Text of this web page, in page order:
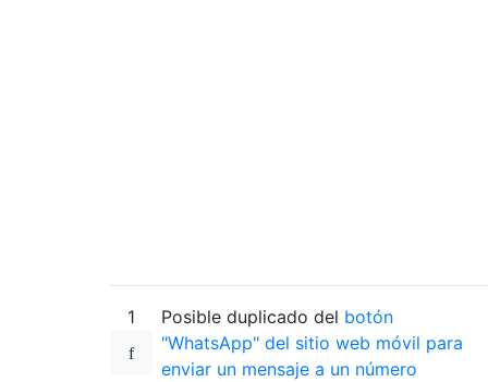
1 Posible duplicado del botón
"WhatsApp" del sitio web móvil para
enviar un mensaje a un número